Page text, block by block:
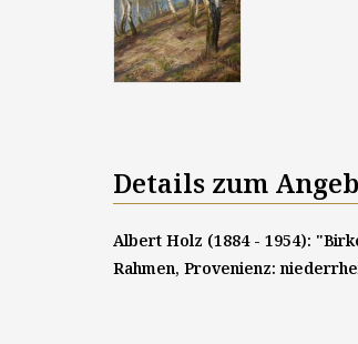
Details zum
Albert Holz (1884 - 1954):
Rahmen, Provenienz: